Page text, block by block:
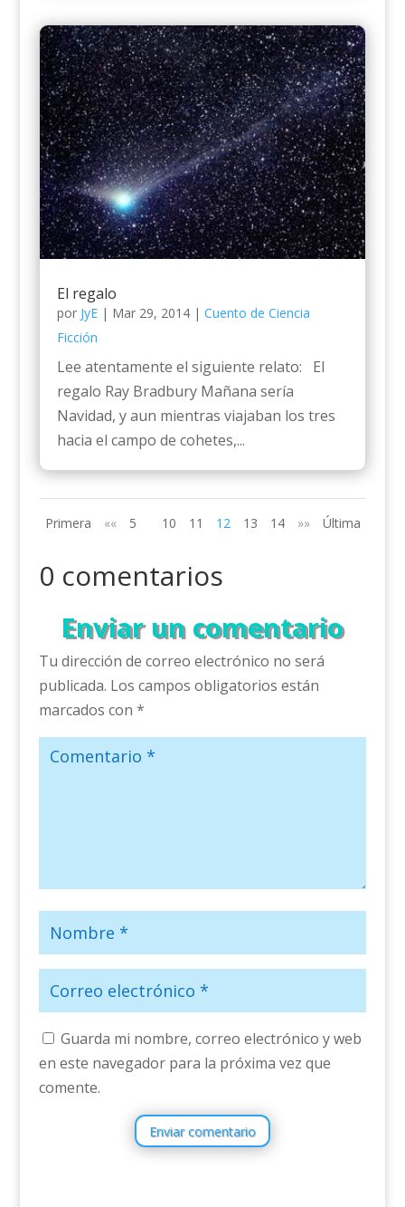
El regalo
por JyE| Mar 29, 2014| Cuento de Ciencia
Ficción
Lee atentamente el siguiente relato: El
regalo Ray Bradbury Mañana sería
Navidad, y aun mientras viajaban los tres
hacia el campo de cohetes,...
Primera «« 5 10 11 12 13 14 »» Última
0 comentarios
Enviar un comentario
Tu dirección de correo electrónico no será
publicada. Los campos obligatorios están
marcados con *
Guarda mi nombre, correo electrónico y web
en este navegador para la próxima vez que
comente.
Enviar comentario